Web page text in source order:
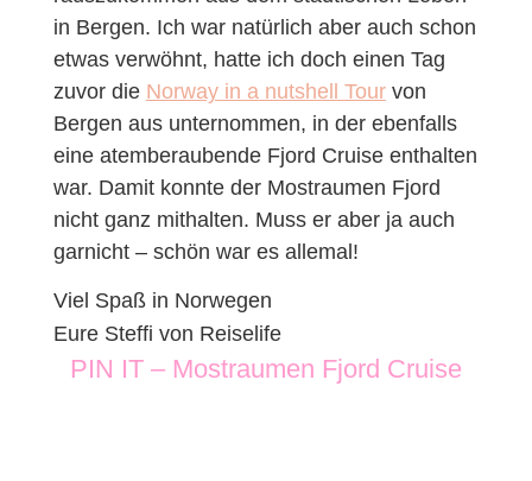
in Bergen. Ich war natürlich aber auch schon
etwas verwöhnt, hatte ich doch einen Tag
zuvor die Norway in a nutshell Tourvon
Bergen aus unternommen, in der ebenfalls
eine atemberaubende Fjord Cruise enthalten
war. Damit konnte der Mostraumen Fjord
nicht ganz mithalten. Muss er aber ja auch
garnicht – schön war es allemal!
Viel Spaß in Norwegen
Eure Steffi von Reiselife
PIN IT – Mostraumen Fjord Cruise